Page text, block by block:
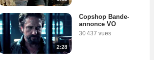
2:28
Copshop Bande-
annonce VO
30 437 vues